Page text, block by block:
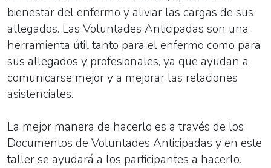
bienestar del enfermo y aliviar las cargas de sus
allegados. Las Voluntades Anticipadas son una
herramienta útil tanto para el enfermo como para
sus allegados y profesionales, ya que ayudan a
comunicarse mejor y a mejorar las relaciones
asistenciales.
La mejor manera de hacerlo es a través de los
Documentos de Voluntades Anticipadas y en este
taller se ayudará a los participantes a hacerlo.